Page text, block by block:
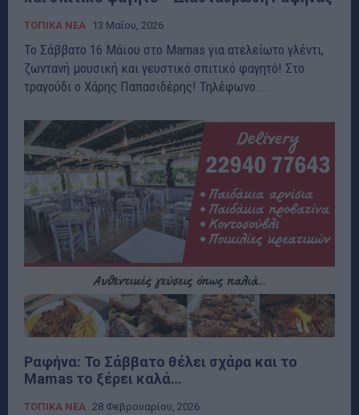
ΤΟΠΙΚΑ ΝΕΑ 13 Μαΐου, 2026
Το Σάββατο 16 Μάϊου στο Mamas για ατελείωτο γλέντι,
ζωντανή μουσική και γευστικό σπιτικό φαγητό! Στο
τραγούδι ο Χάρης Παπασιδέρης! Τηλέφωνο...
Ραφήνα: Το Σάββατο θέλει σχάρα και το
Mamas το ξέρει καλά…
ΤΟΠΙΚΑ ΝΕΑ 28 Φεβρουαρίου, 2026